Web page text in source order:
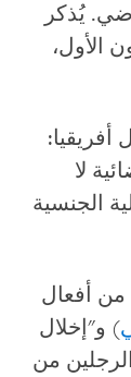
يُذكر
وفي 30 ديسمبر/كانون الأول،
لا
الجنسية
من أفعال
) و"إخلال
الرجلين من